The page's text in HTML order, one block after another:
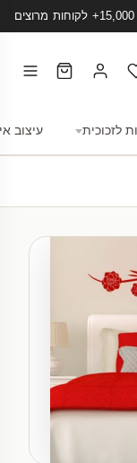
לזכוכית עיצוב